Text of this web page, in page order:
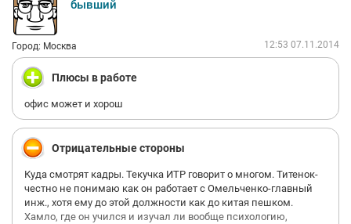
бывший
Город: Москва 12:53 07.11.2014
Плюсы в работе
офис может и хорош
Отрицательные стороны
Куда смотрят кадры. Текучка ИТР говорит о многом. Титенок-
честно не понимаю как он работает с Омельченко-главный
инж., хотя ему до этой должности как до китая пешком.
Хамло, где он учился и изучал ли вообще психологию,